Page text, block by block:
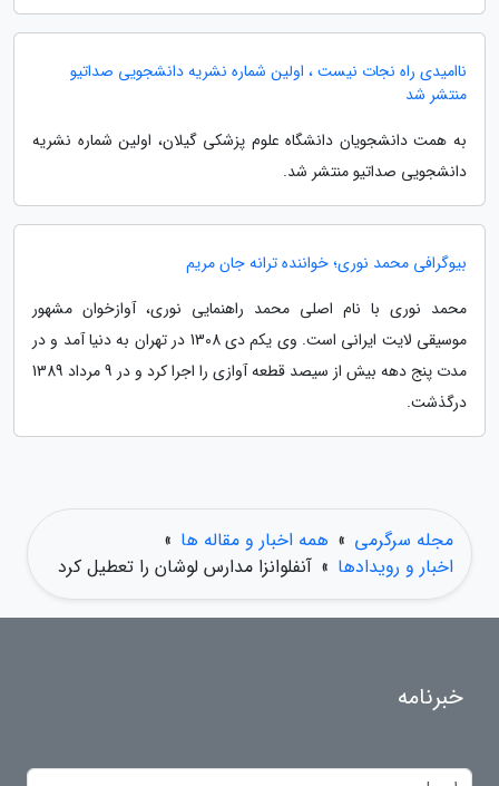
ناامیدی راه نجات نیست ، اولین شماره نشریه دانشجویی صداتیو
منتشر شد
به همت دانشجویان دانشگاه علوم پزشکی گیلان، اولین شماره نشریه
دانشجویی صداتیو منتشر شد.
بیوگرافی محمد نوری؛ خواننده ترانه جان مریم
محمد نوری با نام اصلی محمد راهنمایی نوری، آوازخوان مشهور
موسیقی لایت ایرانی است. وی یکم دی 1308 در تهران به دنیا آمد و در
مدت پنج دهه بیش از سیصد قطعه آوازی را اجرا کرد و در 9 مرداد 1389
درگذشت.
مجله سرگرمی » همه اخبار و مقاله ها »
اخبار و رویدادها » آنفلوانزا مدارس لوشان را تعطیل کرد
خبرنامه